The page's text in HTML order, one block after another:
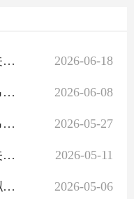
2026-06-18
英吉沙县市场监督管理局关于拟注销主体资格已终止的食品经营许可的通告
2026-06-08
英吉沙县市场监督管理局吊销企业营业执照行政处罚决定书送达公告
2026-05-27
英吉沙县市场监督管理局吊销农民专业合作社营业执照行政处罚决定书送达公告
2026-05-11
英吉沙县市场监督管理局关于拟注销主体资格已终止的食品生产经营许可的通告
2026-05-06
英吉沙县市场监督管理局拟吊销营业执照告知公告